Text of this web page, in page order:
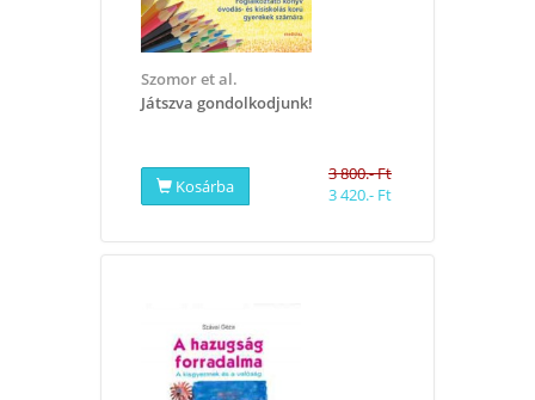
Szomor et al.
Játszva gondolkodjunk!
Kosárba
3 800.- Ft
3 420.- Ft